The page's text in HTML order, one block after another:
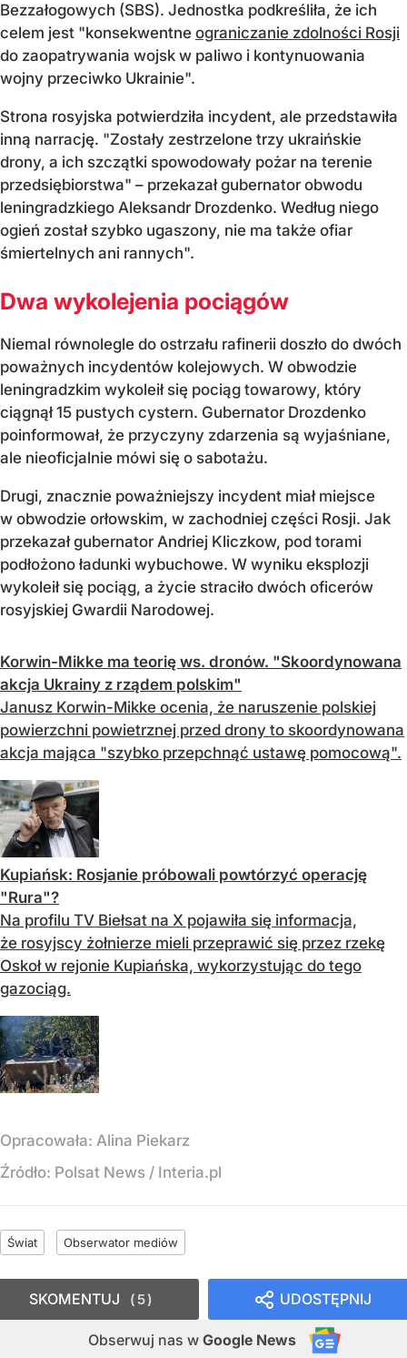
Bezzałogowych (SBS). Jednostka podkreśliła, że ich
celem jest "konsekwentne ograniczanie zdolności Rosji
do zaopatrywania wojsk w paliwo i kontynuowania
wojny przeciwko Ukrainie".
Strona rosyjska potwierdziła incydent, ale przedstawiła
inną narrację. "Zostały zestrzelone trzy ukraińskie
drony, a ich szczątki spowodowały pożar na terenie
przedsiębiorstwa" – przekazał gubernator obwodu
leningradzkiego Aleksandr Drozdenko. Według niego
ogień został szybko ugaszony, nie ma także ofiar
śmiertelnych ani rannych".
Dwa wykolejenia pociągów
Niemal równolegle do ostrzału rafinerii doszło do dwóch
poważnych incydentów kolejowych. W obwodzie
leningradzkim wykoleił się pociąg towarowy, który
ciągnął 15 pustych cystern. Gubernator Drozdenko
poinformował, że przyczyny zdarzenia są wyjaśniane,
ale nieoficjalnie mówi się o sabotażu.
Drugi, znacznie poważniejszy incydent miał miejsce
w obwodzie orłowskim, w zachodniej części Rosji. Jak
przekazał gubernator Andriej Kliczkow, pod torami
podłożono ładunki wybuchowe. W wyniku eksplozji
wykoleił się pociąg, a życie straciło dwóch oficerów
rosyjskiej Gwardii Narodowej.
Korwin-Mikke ma teorię ws. dronów. "Skoordynowana
akcja Ukrainy z rządem polskim"
Janusz Korwin-Mikke ocenia, że naruszenie polskiej
powierzchni powietrznej przed drony to skoordynowana
akcja mająca "szybko przepchnąć ustawę pomocową".
Kupiańsk: Rosjanie próbowali powtórzyć operację
"Rura"?
Na profilu TV Biełsat na X pojawiła się informacja,
że rosyjscy żołnierze mieli przeprawić się przez rzekę
Oskoł w rejonie Kupiańska, wykorzystując do tego
gazociąg.
Opracowała: Alina Piekarz
Źródło: Polsat News / Interia.pl
Świat Obserwator mediów
UDOSTĘPNIJ
Obserwuj nas w Google News
SKOMENTUJ 5